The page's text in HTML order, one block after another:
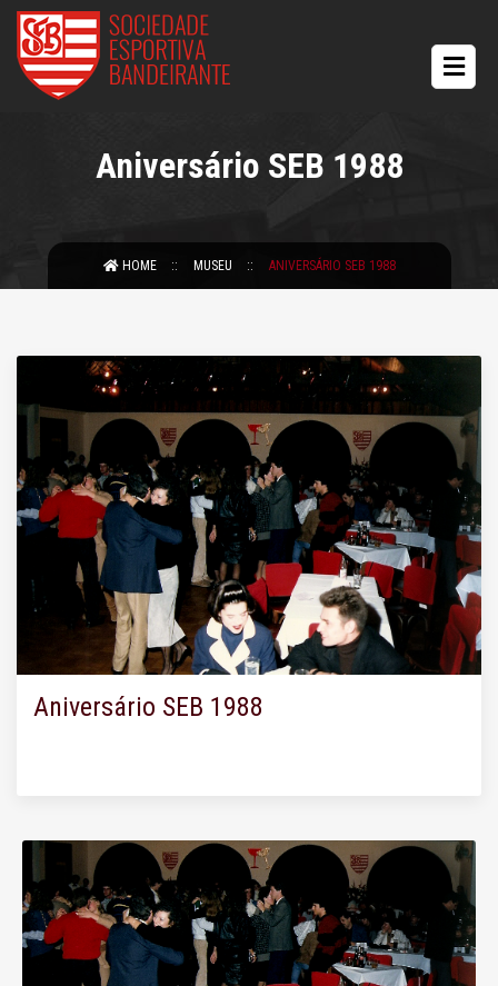
Aniversário SEB 1988
HOME MUSEU ANIVERSÁRIO SEB 1988
Aniversário SEB 1988